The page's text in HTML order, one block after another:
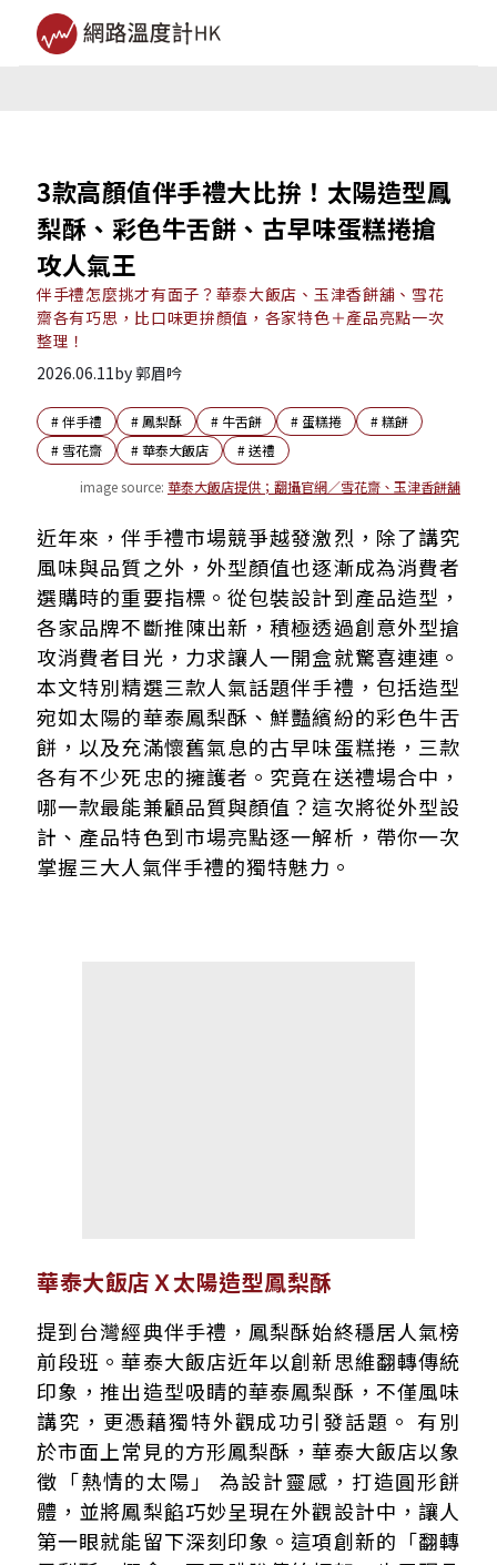
3款高顏值伴手禮大比拚！太陽造型鳳
梨酥、彩色牛舌餅、古早味蛋糕捲搶
攻人氣王
伴手禮怎麼挑才有面子？華泰大飯店、玉津香餅舖、雪花
齋各有巧思，比口味更拚顏值，各家特色＋產品亮點一次
整理！
2026.06.11by郭眉吟
#伴手禮 # 鳳梨酥 # 牛舌餅 # 蛋糕捲 #糕餅
# 雪花齋 #華泰大飯店 #送禮
image source: 華泰大飯店提供；翻攝官網／雪花齋、玉津香餅舖
華泰大飯店Ｘ太陽造型鳳梨酥
玉津香餅舖Ｘ七彩牛舌餅
雪花齋Ｘ古早味蛋糕捲
近年來，伴手禮市場競爭越發激烈，除了講究
風味與品質之外，外型顏值也逐漸成為消費者
選購時的重要指標。從包裝設計到產品造型，
各家品牌不斷推陳出新，積極透過創意外型搶
攻消費者目光，力求讓人一開盒就驚喜連連。
本文特別精選三款人氣話題伴手禮，包括造型
宛如太陽的華泰鳳梨酥、鮮豔繽紛的彩色牛舌
餅，以及充滿懷舊氣息的古早味蛋糕捲，三款
各有不少死忠的擁護者。究竟在送禮場合中，
哪一款最能兼顧品質與顏值？這次將從外型設
計、產品特色到市場亮點逐一解析，帶你一次
掌握三大人氣伴手禮的獨特魅力。
華泰大飯店Ｘ太陽造型鳳梨酥
提到台灣經典伴手禮，鳳梨酥始終穩居人氣榜
前段班。華泰大飯店近年以創新思維翻轉傳統
印象，推出造型吸睛的華泰鳳梨酥，不僅風味
講究，更憑藉獨特外觀成功引發話題。 有別
於市面上常見的方形鳳梨酥，華泰大飯店以象
徵「熱情的太陽」 為設計靈感，打造圓形餅
體，並將鳳梨餡巧妙呈現在外觀設計中，讓人
第一眼就能留下深刻印象。這項創新的「翻轉